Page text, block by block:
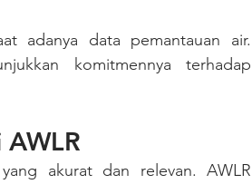
komitmennya terhadap